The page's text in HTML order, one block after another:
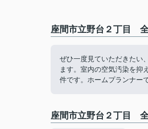
座間市立野台２丁目
ぜひ一度見ていただきた
ます。室内の空気汚染を抑
件です。ホームプランナー
座間市立野台２丁目